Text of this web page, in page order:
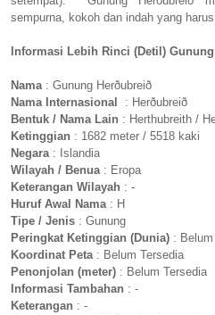
sempurna, kokoh dan indah yang
Informasi Lebih Rinci (Detil)
Nama: Gunung Herðubreið
Nama Internasional
: Herðubreið
Bentuk / Nama Lain : Herthubreith /
Ketinggian : 1682 meter / 5518 kaki
Negara: Islandia
Wilayah / Benua: Eropa
Keterangan Wilayah : -
Huruf Awal Nama: H
Tipe / Jenis : Gunung
Peringkat Ketinggian (Dunia) :
Koordinat Peta: Belum Tersedia
Penonjolan (meter) : Belum Tersedia
Informasi Tambahan : -
Keterangan : -